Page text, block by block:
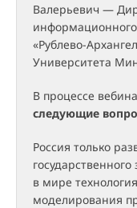
Валерьевич —
«Рублево-
Университета
В процессе
следующие
Россия только
в мире
моделирования